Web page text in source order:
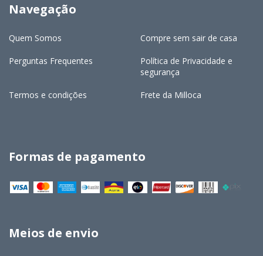
Navegação
Quem Somos Compre sem sair de casa
Perguntas Frequentes
Política de Privacidade e
segurança
Termos e condições Frete da Milloca
Formas de pagamento
Meios de envio